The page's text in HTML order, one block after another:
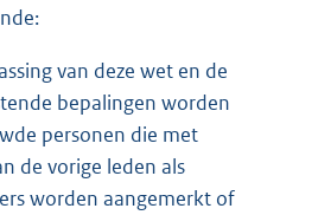
van deze wet en de
bepalingen worden
personen die met
de vorige leden als
worden aangemerkt of